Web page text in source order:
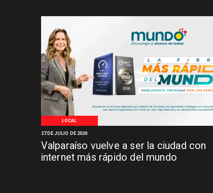
LOCAL
Valparaíso vuelve a ser la ciudad con
internet más rápido del mundo
27 DE JULIO DE 2026